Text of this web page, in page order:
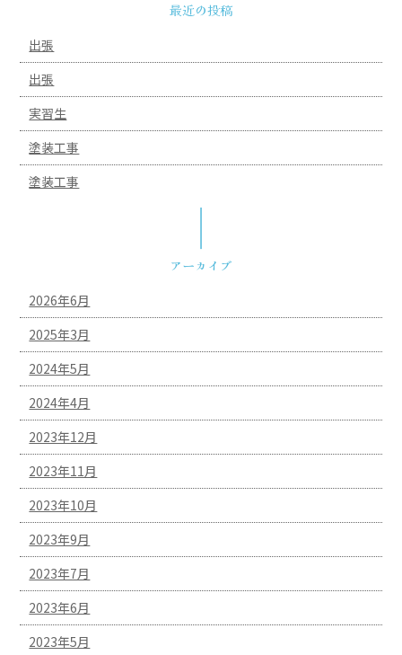
最近の投稿
出張
出張
実習生
塗装工事
塗装工事
アーカイブ
2026年6月
2025年3月
2024年5月
2024年4月
2023年12月
2023年11月
2023年10月
2023年9月
2023年7月
2023年6月
2023年5月